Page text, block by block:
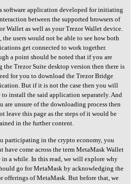
software application
software application developed for initiating
between the supported browsers of
Wallet as well as your Trezor Wallet device.
the users would not be able to see how both
get connected to work together.
a point should be noted that if you are
the Trezor Suite desktop version then there is
for you to download the Trezor Bridge
But if it is not the case then you will
to install the said application separately. And
are unsure of the downloading process then
leave this page as the steps of it would be
in the further content.
participating in the crypto economy, you
have come across the term MetaMask Wallet
in a while. In this read, we will explore why
go for MetaMask by acknowledging the
offerings of MetaMask. But before that, we